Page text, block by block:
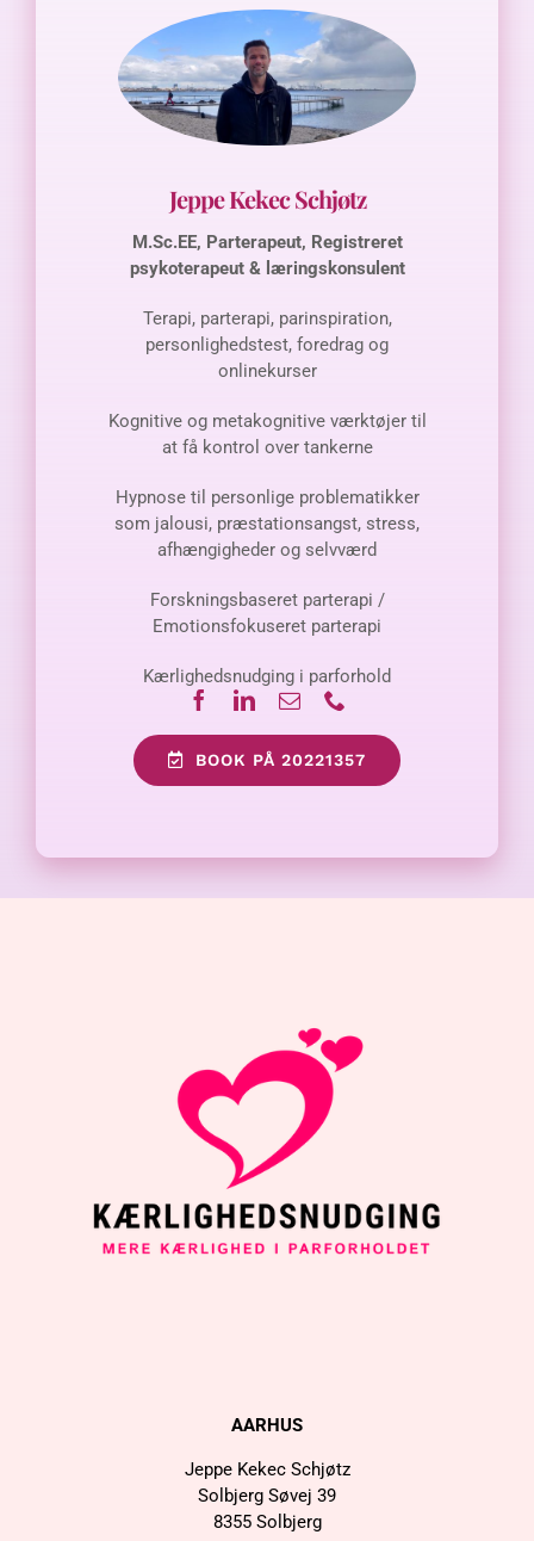
Jeppe Kekec Schjøtz
M.Sc.EE, Parterapeut, Registreret
psykoterapeut & læringskonsulent
Terapi, parterapi, parinspiration,
personlighedstest, foredrag og
onlinekurser
Kognitive og metakognitive værktøjer til
at få kontrol over tankerne
Hypnose til personlige problematikker
som jalousi, præstationsangst, stress,
afhængigheder og selvværd
Forskningsbaseret parterapi /
Emotionsfokuseret parterapi
Kærlighedsnudging i parforhold
BOOK PÅ 20221357
AARHUS
Jeppe Kekec Schjøtz
Solbjerg Søvej 39
8355 Solbjerg